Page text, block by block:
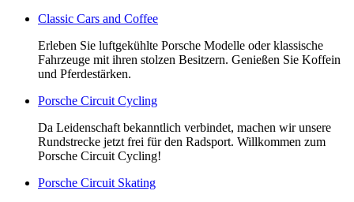
Classic Cars and Coffee
Erleben Sie luftgekühlte Porsche Modelle oder klassische
Fahrzeuge mit ihren stolzen Besitzern. Genießen Sie Koffein
und Pferdestärken.
Porsche Circuit Cycling
Da Leidenschaft bekanntlich verbindet, machen wir unsere
Rundstrecke jetzt frei für den Radsport. Willkommen zum
Porsche Circuit Cycling!
Porsche Circuit Skating